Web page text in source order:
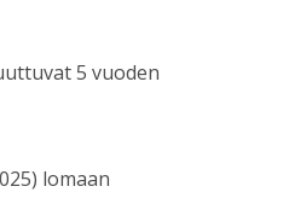
5 vuoden
lomaan